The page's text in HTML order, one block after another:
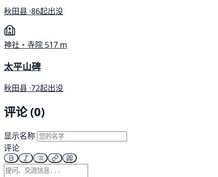
秋田县 ·86起出没
神社・寺院 517 m
太平山碑
秋田县 ·72起出没
评论 (0)
显示名称
评论